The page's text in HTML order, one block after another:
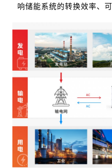
响储能系统的转换效率、